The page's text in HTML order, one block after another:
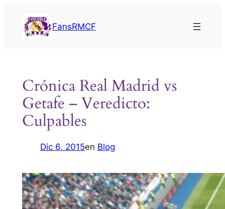
contenido
FansRMCF
Crónica Real Madrid vs
Getafe – Veredicto:
Culpables
Dic 6, 2015en Blog